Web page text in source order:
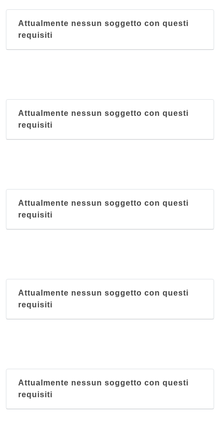
Attualmente nessun soggetto con questi
requisiti
Attualmente nessun soggetto con questi
requisiti
Attualmente nessun soggetto con questi
requisiti
Attualmente nessun soggetto con questi
requisiti
Attualmente nessun soggetto con questi
requisiti